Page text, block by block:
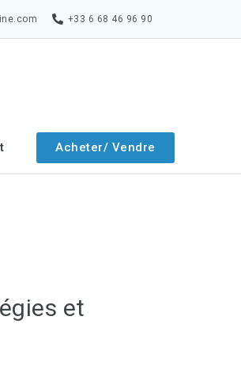
+33 6 68 46 96 90
Acheter/ Vendre
et